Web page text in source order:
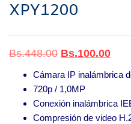
XPY1200
Bs.448.00 El precio
Bs.100.00El
Cámara IP inalámbrica
720p / 1,0MP
Conexión inalámbrica
Compresión de video